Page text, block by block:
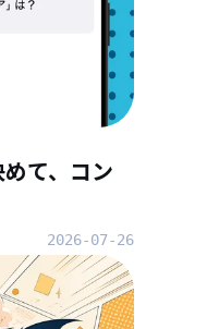
て、コン
2026-07-26